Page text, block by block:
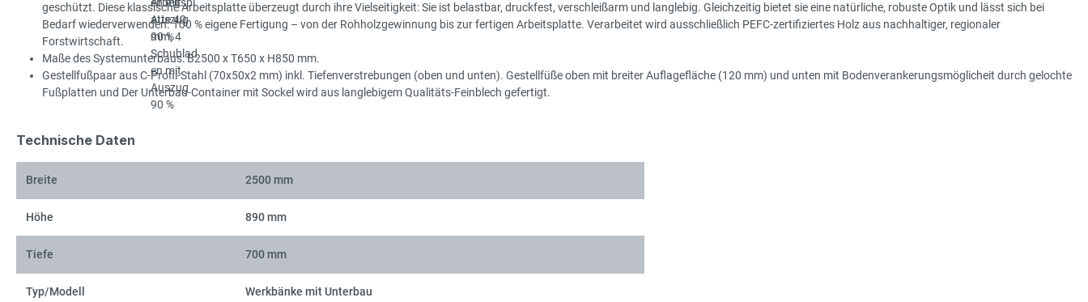
geschützt. Diese klassische Arbeitsplatte überzeugt durch ihre Vielseitigkeit: Sie ist belastbar, druckfest, verschleißarm und langlebig. Gleichzeitig bietet sie eine natürliche, robuste Optik und lässt sich bei
Bedarf wiederverwenden. 100 % eigene Fertigung – von der Rohholzgewinnung bis zur fertigen Arbeitsplatte. Verarbeitet wird ausschließlich PEFC-zertifiziertes Holz aus nachhaltiger, regionaler
Forstwirtschaft.
Maße des Systemunterbaus: B2500 x T650 x H850 mm.
Gestellfußpaar aus C-Profil-Stahl (70x50x2 mm) inkl. Tiefenverstrebungen (oben und unten). Gestellfüße oben mit breiter Auflagefläche (120 mm) und unten mit Bodenverankerungsmöglicheit durch gelochte
Fußplatten und Der Unterbau-Container mit Sockel wird aus langlebigem Qualitäts-Feinblech gefertigt.
Technische Daten
Breite 2500 mm
Höhe 890 mm
Tiefe 700 mm
Typ/Modell Werkbänke mit Unterbau